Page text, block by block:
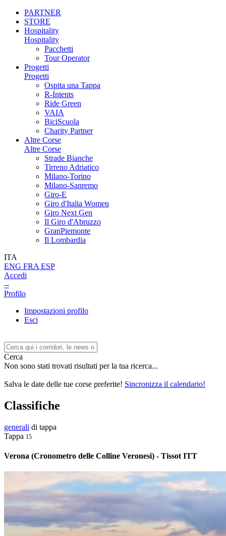
PARTNER
STORE
Hospitality
Hospitality
Pacchetti
Tour Operator
Progetti
Progetti
Ospita una Tappa
R-Intents
Ride Green
VAIA
BiciScuola
Charity Partner
Altre Corse
Altre Corse
Strade Bianche
Tirreno Adriatico
Milano-Torino
Milano-Sanremo
Giro-E
Giro d'Italia Women
Giro Next Gen
Il Giro d'Abruzzo
GranPiemonte
Il Lombardia
ITA
ENG FRA ESP
Accedi
--
Profilo
Impostazioni profilo
Esci
Cerca
Non sono stati trovati risultati per la tua ricerca...
Salva le date delle tue corse preferite! Sincronizza il calendario!
Classifiche
generali di tappa
Tappa 15
Verona (Cronometro delle Colline Veronesi) - Tissot ITT